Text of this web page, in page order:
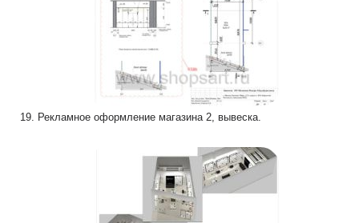
19. Рекламное оформление магазина 2, вывеска.